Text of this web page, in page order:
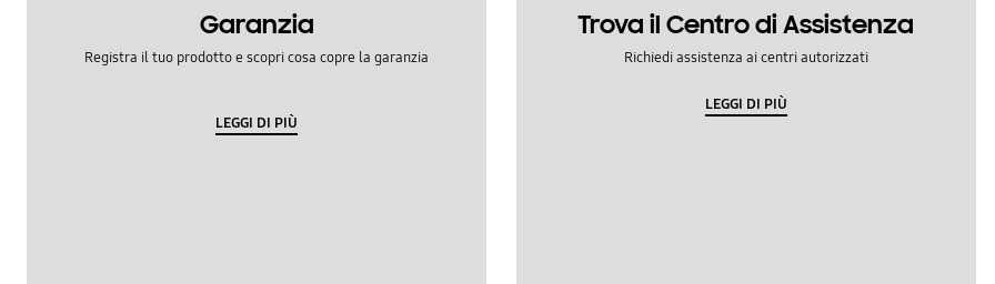
Garanzia
Registra il tuo prodotto e scopri cosa copre la garanzia
LEGGI DI PIÙ
Trova il Centro di Assistenza
Richiedi assistenza ai centri autorizzati
LEGGI DI PIÙ